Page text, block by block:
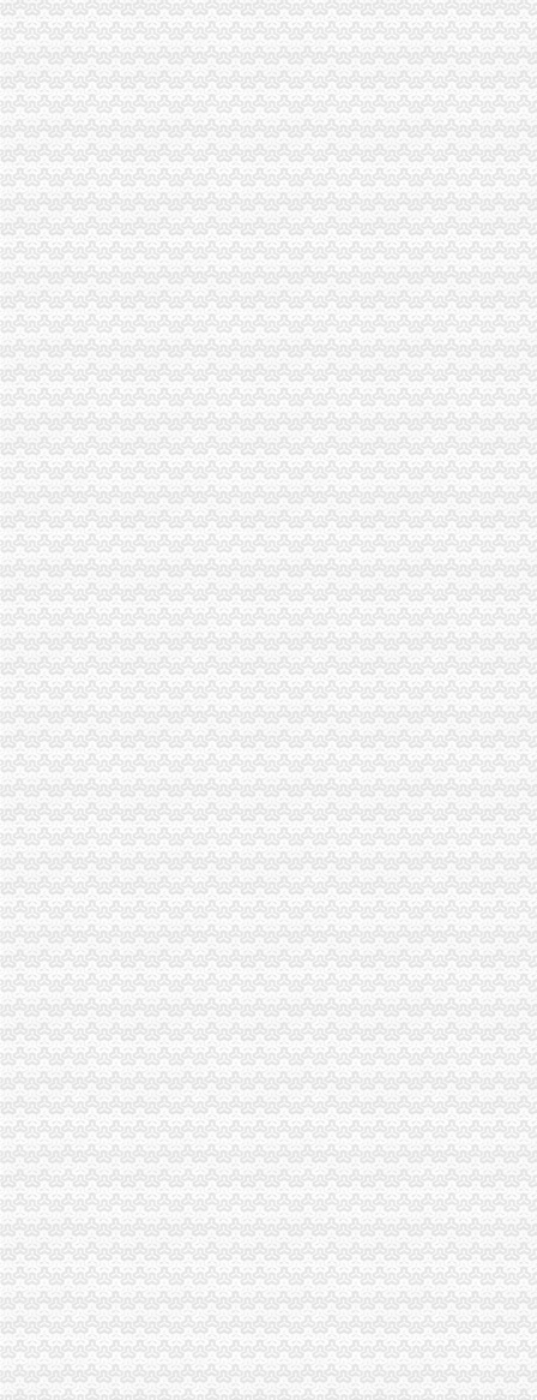
中共汉中市委汉中市人民关于省委第三环境保护督察组交办问题
歌乐山办执照
提供信市个人（^o^）信市民间（^o^）信市无押
啊,牛奶也不敢喝了_作为设的思想_天涯博客_天涯社区
辣条儿的喜欢|LOFTER（乐乎）-让兴趣,更有趣
重庆市人民办公厅转发市建委关于重庆市都市发达经济圈新建采
郑东新区CBD区域月季更换工程施工重新公然招标公告|十环招标网
大学城办执照
山东曾有所世界级大学远超山大_搜狐历史_搜狐网
福建福州大学城青源水厂二期扩建工程设计施工总承包招标-污水处理
番禺代办公司注册方便,快捷-番禺工商注册|广州酷易搜
【58同城】郑州代办营业执照
福建：大学生创业可先拿营业执照再办其他手续_新浪福建城事_新浪
磁器口办执照
【图】澜澜澜沧海_江北区短租公寓_途家网
印度揣测中国何时失去耐心中方再促印尽快撤
北京都机场客服电话doc下载_爱问共享资料
磁器口物流磁器口附近物流长途搬家-汽车运输--中国五金商机网
积水潭证券公司,磁器口新三板开户_志趣网
陈家湾办执照
民生跟着民声走一切为了百姓_要闻_陕西建网
网民给山西省委书记、省长留言获回复共计37条--地方领导--人民网
全齐了！无锡全的学区房攻略,连参考房价都给你问好了！-房市头条
全国通航企业及其经营范围资料通航维修机务在线-认真、负责、细致
ST昌鱼：向定对象发行股份购买资产并募集配套资金暨关联交易预
陈家桥办执照
2017年10月17日上午版
沙坪坝局陈家桥所提高队伍素质加市进出口证办理流程场监管-重庆帅博
《双食记》_天空之城_新浪博客
东方市场：关于设立全资子公司的进展公告_东方市场（000301）_公
<![CDATA[法频道_新华网]]>
沙坪坝区办执照流程
2017年重庆保障房申请条件、流程（新）
今年方陆续推出15项便民利民措施--重庆频道--人民网
[重庆]重庆市招标投标综合网_沙坪坝区井双片区AZ1主干道南段道路工
上海市个人无|个人无供应商|【沙坪坝区个人【沙坪坝区
沙坪坝分公司2016年房屋零星装修维修项目采购_竞争谈判采购公告
重庆办执照
重庆办证公司办理毕业-中鸽网-中国信鸽协会官方合作伙伴
重庆企业登记全程电子化试点启动快申请当天可领取营业执照-新闻
香港企业投资合川工商2小时办执照送手中-区县论坛-重庆论坛（bbs.
招聘LTE网优工程师（重庆办）_深圳市志威信实业有限公司-通信人才
重庆办理美国个人旅游签证需要多长时间办下来
沙坪坝区办执照
沙坪坝局创建适应工商职能需求的重庆代办协作机制网络-重庆帅博
沙坪坝建微企创业孵化园_城市生活_新浪重庆_新浪网
用户评论：建材市场设便民服务点可投诉可代办执照-用户对建材市场
求万能的IT大,沙坪坝网吧执照现在大概多少钱或者能帮忙整到证的
求沙坪坝网吧执照和巴南网吧执照落地问题-重庆社区
歌乐山
错游歌乐山
【58同城】衡水到歌乐山旅游_衡水到歌乐山旅游线路报价
【58同城】松原到歌乐山旅游_松原到歌乐山旅游线路报价
安家歌乐山森林里享受在山城的有氧日子_房产资讯-重庆房天下
重庆歌乐山隧道附近酒店_重庆歌乐山隧道附近宾馆【同程酒店】
曾家办执照